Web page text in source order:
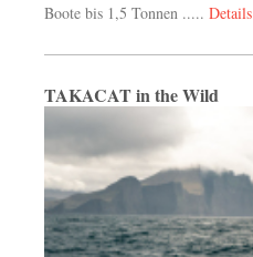
Boote bis 1,5 Tonnen ..... Details
TAKACAT in the Wild